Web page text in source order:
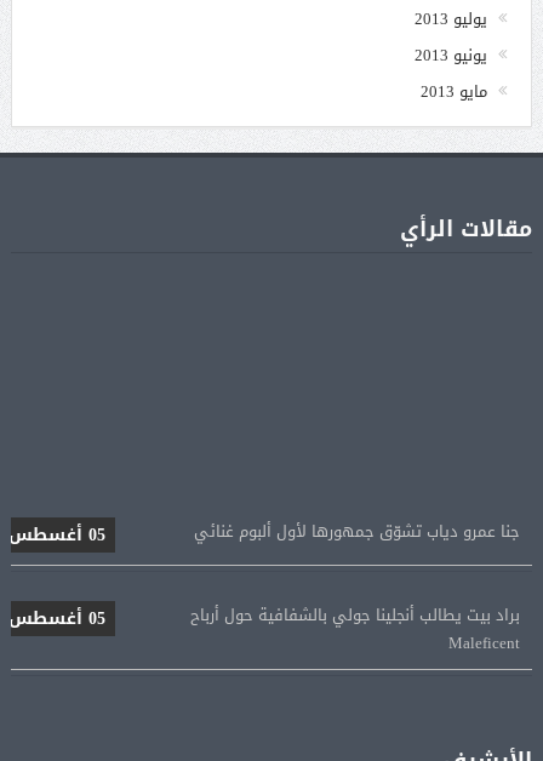
يوليو 2013
يونيو 2013
مايو 2013
مقالات الرأي
Maleficent